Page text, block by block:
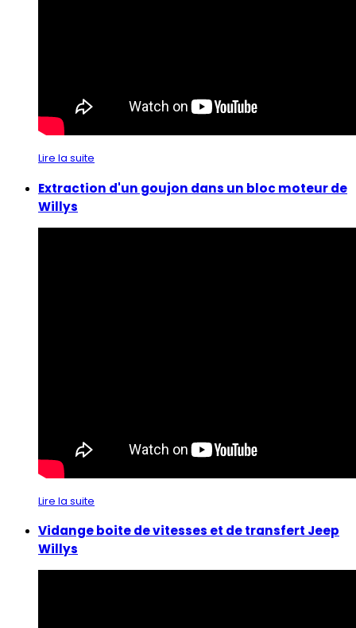
Lire la suite
Extraction d'un goujon dans un bloc moteur de
Willys
Lire la suite
Vidange boite de vitesses et de transfert Jeep
Willys